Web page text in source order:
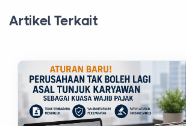
Artikel Terkait